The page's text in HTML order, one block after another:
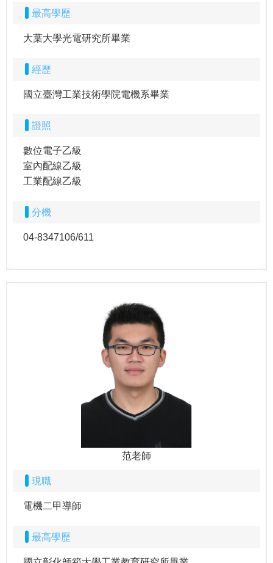
最高學歷
大葉大學光電研究所畢業
經歷
國立臺灣工業技術學院電機系畢業
證照
數位電子乙級
室內配線乙級
工業配線乙級
分機
04-8347106/611
范老師
現職
電機二甲導師
最高學歷